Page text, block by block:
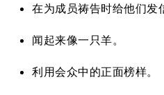
在为成员祷告时给他们发
闻起来像一只羊。
利用会众中的正面榜样。